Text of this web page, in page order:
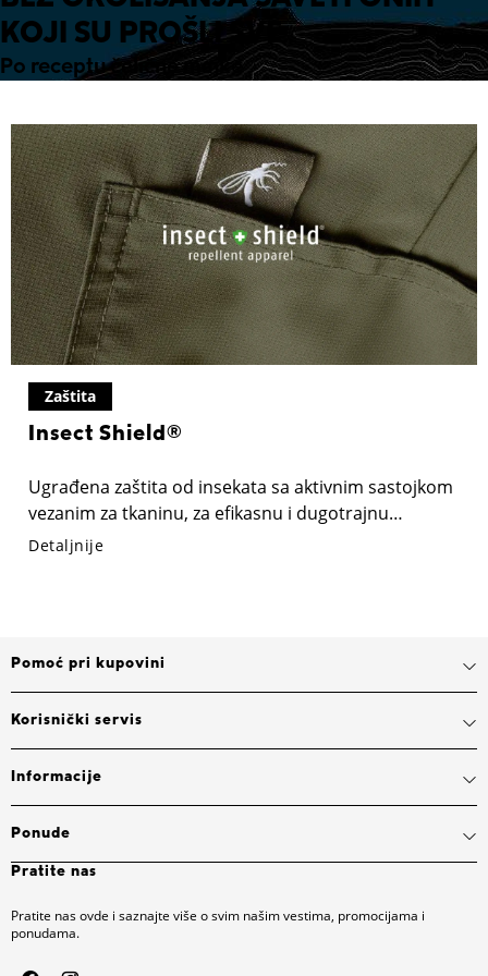
KOJI SU PROŠLI SVE
Po receptu čelične majke
Zaštita
Insect Shield®
Ugrađena zaštita od insekata sa aktivnim sastojkom
vezanim za tkaninu, za efikasnu i dugotrajnu
odbranu od insekata.
Detaljnije
Pomoć pri kupovini
Korisnički servis
Informacije
Ponude
Pratite nas
Pratite nas ovde i saznajte više o svim našim vestima, promocijama i
ponudama.